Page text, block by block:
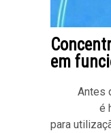
em
Antes
é hora
para